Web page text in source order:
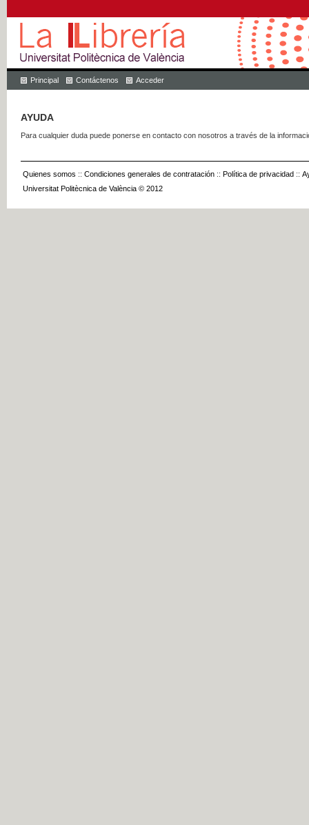
Principal Contáctenos Acceder
AYUDA
Para cualquier duda puede ponerse en contacto con nosotros a través de la
Quienes somos :: Condiciones generales de contratación :: Política de privacidad ::
Universitat Politècnica de València © 2012